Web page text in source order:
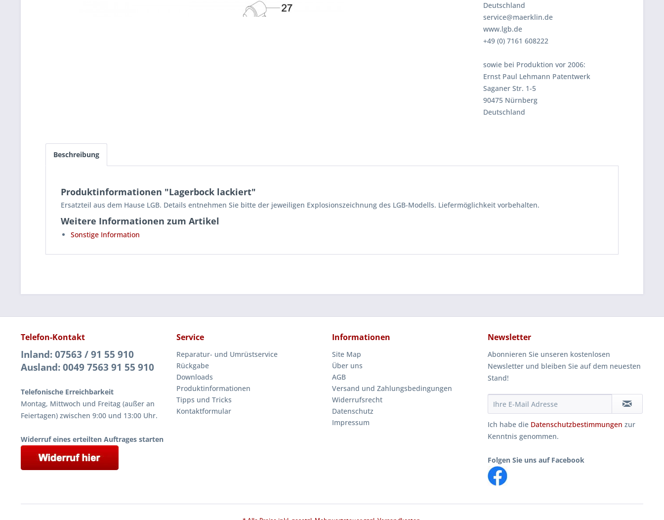
Deutschland
service@maerklin.de
www.lgb.de
+49 (0) 7161 608222
sowie bei Produktion vor 2006:
Ernst Paul Lehmann Patentwerk
Saganer Str. 1-5
90475 Nürnberg
Deutschland
Beschreibung
Produktinformationen "Lagerbock lackiert"
Ersatzteil aus dem Hause LGB. Details entnehmen Sie bitte der jeweiligen Explosionszeichnung des LGB-Modells. Liefermöglichkeit vorbehalten.
Weitere Informationen zum Artikel
Sonstige Information
Telefon-Kontakt
Inland: 07563 / 91 55 910
Ausland: 0049 7563 91 55 910
Telefonische Erreichbarkeit
Montag, Mittwoch und Freitag (außer an
Feiertagen) zwischen 9:00 und 13:00 Uhr.
Widerruf eines erteilten Auftrages starten
Service
Reparatur- und Umrüstservice
Rückgabe
Downloads
Produktinformationen
Tipps und Tricks
Kontaktformular
Informationen
Site Map
Über uns
AGB
Versand und Zahlungsbedingungen
Widerrufsrecht
Datenschutz
Impressum
Newsletter
Abonnieren Sie unseren kostenlosen
Newsletter und bleiben Sie auf dem neuesten
Stand!
Ich habe die Datenschutzbestimmungen zur
Kenntnis genommen.
Folgen Sie uns auf Facebook